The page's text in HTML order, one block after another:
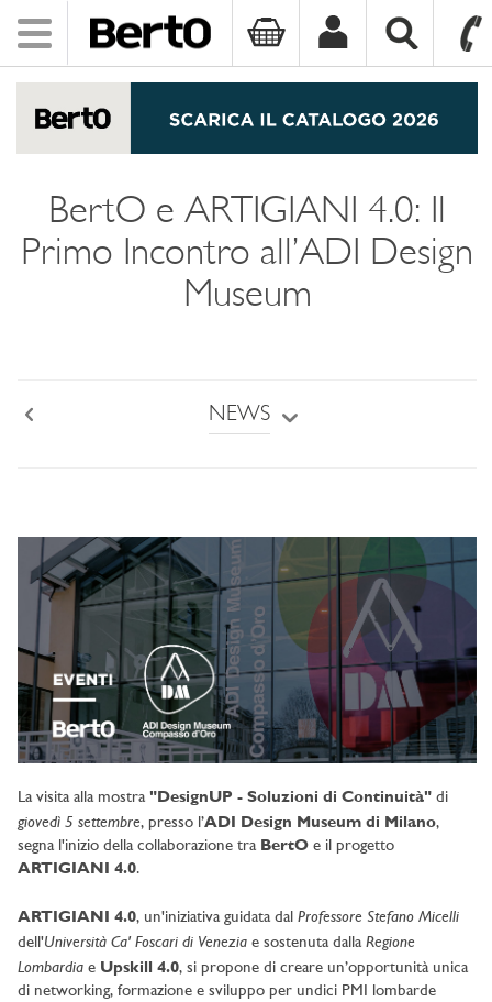
Toggle
navigation
BertO e ARTIGIANI 4.0: Il
Primo Incontro all’ADI Design
Museum
NEWS
La visita alla mostra "DesignUP - Soluzioni di Continuità" di
giovedì 5 settembre, presso l’ADI Design Museum di Milano,
segna l'inizio della collaborazione tra BertO e il progetto
ARTIGIANI 4.0.
ARTIGIANI 4.0, un'iniziativa guidata dal Professore Stefano Micelli
dell'Università Ca' Foscari di Venezia e sostenuta dalla Regione
Lombardia e Upskill 4.0, si propone di creare un’opportunità unica
di networking, formazione e sviluppo per undici PMI lombarde